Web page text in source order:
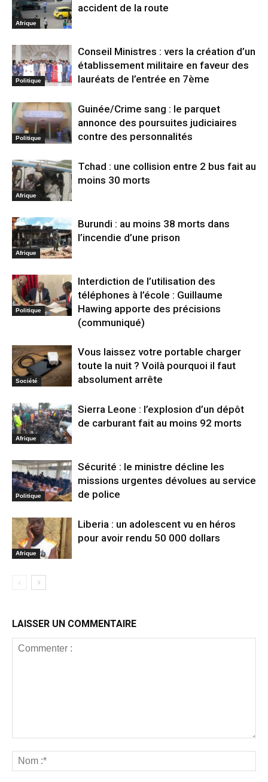
Afrique
accident de la route
Politique
Conseil Ministres : vers la création d’un
établissement militaire en faveur des
lauréats de l’entrée en 7ème
Politique
Guinée/Crime sang : le parquet
annonce des poursuites judiciaires
contre des personnalités
Afrique
Tchad : une collision entre 2 bus fait au
moins 30 morts
Afrique
Burundi : au moins 38 morts dans
l’incendie d’une prison
Politique
Interdiction de l’utilisation des
téléphones à l’école : Guillaume
Hawing apporte des précisions
(communiqué)
Société
Vous laissez votre portable charger
toute la nuit ? Voilà pourquoi il faut
absolument arrête
Afrique
Sierra Leone : l’explosion d’un dépôt
de carburant fait au moins 92 morts
Politique
Sécurité : le ministre décline les
missions urgentes dévolues au service
de police
Afrique
Liberia : un adolescent vu en héros
pour avoir rendu 50 000 dollars
LAISSER UN COMMENTAIRE